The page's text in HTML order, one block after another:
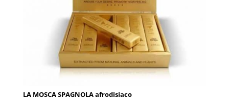
LA MOSCA SPAGNOLA afrodisiaco